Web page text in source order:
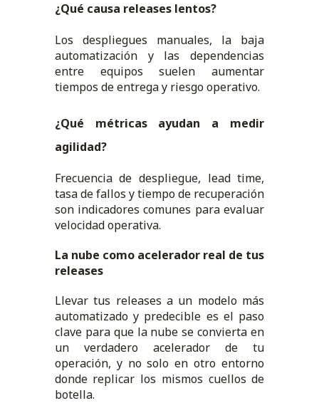
¿Qué causa releases lentos?
Los despliegues manuales, la baja
automatización y las dependencias
entre equipos suelen aumentar
tiempos de entrega y riesgo operativo.
¿Qué métricas ayudan a medir
agilidad?
Frecuencia de despliegue, lead time,
tasa de fallos y tiempo de recuperación
son indicadores comunes para evaluar
velocidad operativa.
La nube como acelerador real de tus
releases
Llevar tus releases a un modelo más
automatizado y predecible es el paso
clave para que la nube se convierta en
un verdadero acelerador de tu
operación, y no solo en otro entorno
donde replicar los mismos cuellos de
botella.